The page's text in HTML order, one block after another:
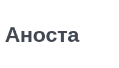
Аноста